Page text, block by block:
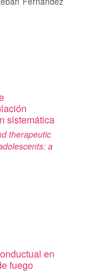
sistemática
therapeutic
a
en
fuego